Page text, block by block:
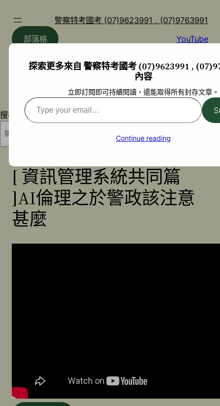
警察特考國考 (07)9623991 , (07)9763991
部落格
YouTube
搜尋
[ 資訊管理系統共同篇
]AI倫理之於警政該注意
甚麼
探索更多來自 警察特考國考 (07)9623991 ,
內容
立即訂閱即可持續閱讀，還能取得所有封存文章。
Type
your
Continue reading